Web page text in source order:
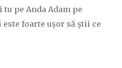
pe Anda Adam pe
foarte ușor să știi ce